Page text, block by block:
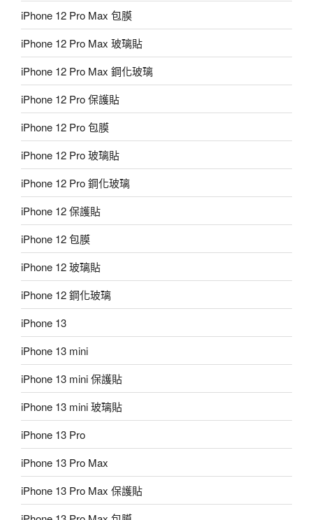
iPhone 12 Pro Max 包膜
iPhone 12 Pro Max 玻璃貼
iPhone 12 Pro Max 鋼化玻璃
iPhone 12 Pro 保護貼
iPhone 12 Pro 包膜
iPhone 12 Pro 玻璃貼
iPhone 12 Pro 鋼化玻璃
iPhone 12 保護貼
iPhone 12 包膜
iPhone 12 玻璃貼
iPhone 12 鋼化玻璃
iPhone 13
iPhone 13 mini
iPhone 13 mini 保護貼
iPhone 13 mini 玻璃貼
iPhone 13 Pro
iPhone 13 Pro Max
iPhone 13 Pro Max 保護貼